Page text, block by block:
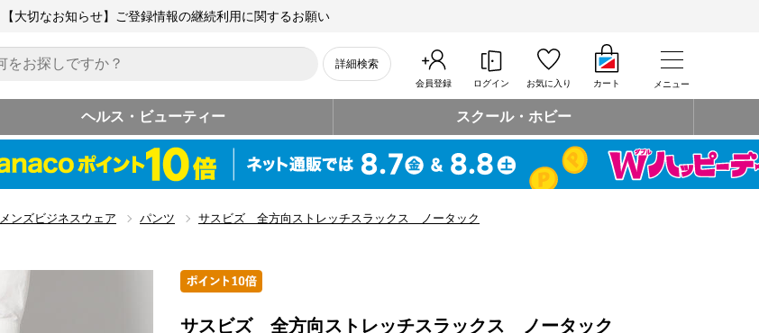
【大切なお知らせ】ご登録情報の継続利用に関するお願い
詳細検索
会員登録 ログイン お気に入り カート メニュー
ヘルス・ビューティー スクール・ホビー
メンズビジネスウェア パンツ サスビズ 全方向ストレッチスラックス ノータック
サスビズ 全方向ストレッチスラックス ノータック